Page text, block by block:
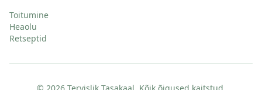
Toitumine
Heaolu
Retseptid
© 2026 Tervislik Tasakaal. Kõik õigused kaitstud.